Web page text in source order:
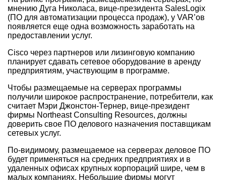
мнению Дуга Николаса, вице-президента SalesLogix
(ПО для автоматизации процесса продаж), у VAR’ов
появляется еще одна возможность заработать на
предоставлении услуг.
Cisco через партнеров или лизинговую компанию
планирует сдавать сетевое оборудование в аренду
предприятиям, участвующим в программе.
Чтобы размещаемые на серверах программы
получили широкое распространение, потребители, как
считает Мэри Джонстон-Тернер, вице-президент
фирмы Northeast Consulting Resources, должны
доверить свое ПО делового назначения поставщикам
сетевых услуг.
По-видимому, размещаемое на серверах деловое ПО
будет применяться на средних предприятиях и в
удаленных офисах крупных корпораций шире, чем в
малых компаниях. Небольшие фирмы могут